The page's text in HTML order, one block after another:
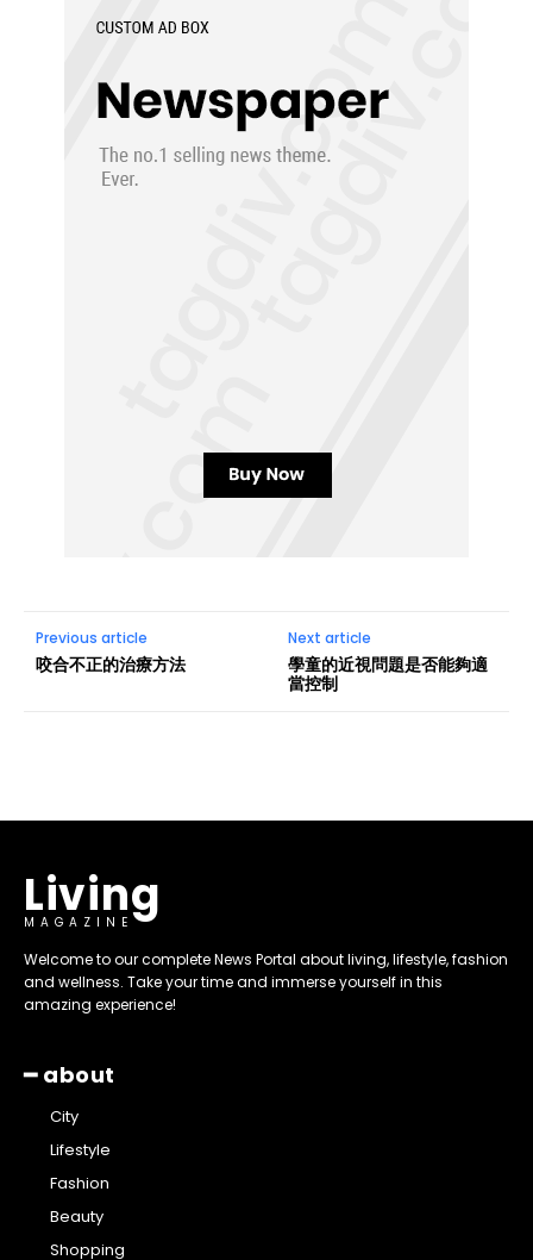
Previous article
咬合不正的治療方法
Next article
學童的近視問題是否能夠適
當控制
Living
MAGAZINE
Welcome to our complete News Portal about living, lifestyle, fashion
and wellness. Take your time and immerse yourself in this
amazing experience!
━ about
City
Lifestyle
Fashion
Beauty
Shopping